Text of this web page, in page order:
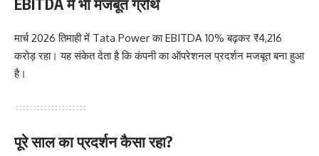
मार्च 2026 तिमाही में Tata Power का EBITDA 10% बढ़कर ₹4,216
करोड़ रहा। यह संकेत देता है कि कंपनी का ऑपरेशनल प्रदर्शन मजबूत बना हुआ
है।
पूरे साल का प्रदर्शन कैसा रहा?